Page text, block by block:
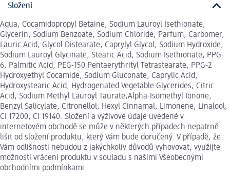
Složení
Aqua, Cocamidopropyl Betaine, Sodium Lauroyl Isethionate,
Glycerin, Sodium Benzoate, Sodium Chloride, Parfum, Carbomer,
Lauric Acid, Glycol Distearate, Caprylyl Glycol, Sodium Hydroxide,
Sodium Lauroyl Glycinate, Stearic Acid, Sodium Isethionate, PPG-
6, Palmitic Acid, PEG-150 Pentaerythrityl Tetrastearate, PPG-2
Hydroxyethyl Cocamide, Sodium Gluconate, Caprylic Acid,
Hydroxystearic Acid, Hydrogenated Vegetable Glycerides, Citric
Acid, Sodium Methyl Lauroyl Taurate,Alpha-Isomethyl Ionone,
Benzyl Salicylate, Citronellol, Hexyl Cinnamal, Limonene, Linalool,
CI 17200, CI 19140. Složení a výživové údaje uvedené v
internetovém obchodě se může v některých případech nepatrně
lišit od složení produktu, který Vám bude doručený. V případě, že
Vám odlišnosti nebudou z jakýchkoliv důvodů vyhovovat, využijte
možnosti vrácení produktu v souladu s našimi Všeobecnými
obchodními podmínkami.